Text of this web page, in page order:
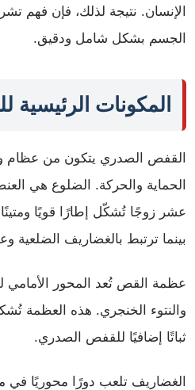
الإنسان. نتيجة لذلك، فإن
الجسم بشكل شامل ودقيق.
المكونات
القفص الصدري يتكون من عظام
الحماية والحركة. الضلوع هي
عشر زوجًا تُشكّل إطارًا قويًا
بينما ترتبط بالغضاريف الضلعية
عظمة القص تُعد المحور الأمامي
والنتوء الخنجري. هذه العظمة
ثباتًا إضافيًا للقفص الصدري.
الغضاريف تلعب دورًا محوريًا في